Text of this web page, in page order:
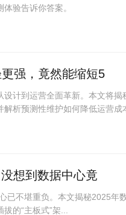
验告诉你答案。
强，竟然能缩短5
设计到运营全面革新。本文将
析预测性维护如何降低运营成
想到数据中心竟
已不堪重负。本文揭秘2025年
的“主板式”架...